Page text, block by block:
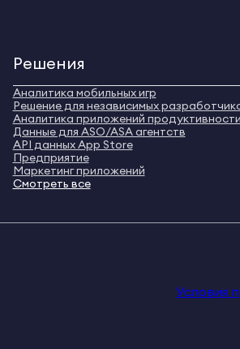
Решения
Аналитика мобильных игр
Решение для независимых
Аналитика приложений продуктивности
Данные для ASO/ASA агентств
API данных App Store
Предприятие
Маркетинг приложений
Смотреть все
Условия